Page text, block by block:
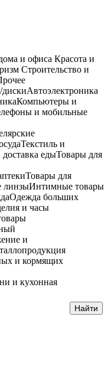
и офиса Красота и
Строительство и
Автоэлектроника
Компьютеры и
и мобильные
Текстиль и
едыТовары для
Товары для
линзыИнтимные товары
Одежда больших
и часы
и
и кормящих
и кухонная